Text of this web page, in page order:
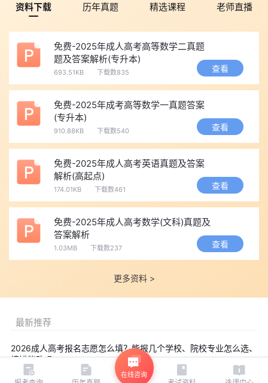
资料下载 历年真题 精选课程 老师直播
免费-2025年成人高考高等数学二真题
题及答案解析(专升本)
693.51KB 下载数835 查看
免费-2025年成考高等数学一真题答案
(专升本)
910.88KB 下载数540 查看
免费-2025年成人高考英语真题及答案
解析(高起点)
174.01KB 下载数461 查看
免费-2025年成人高考数学(文科)真题及
答案解析
1.03MB 下载数237 查看
更多资料 >
最新推荐
2026成人高考报名志愿怎么填？能报几个学校、院校专业怎么选、
填错能改吗
在线咨询